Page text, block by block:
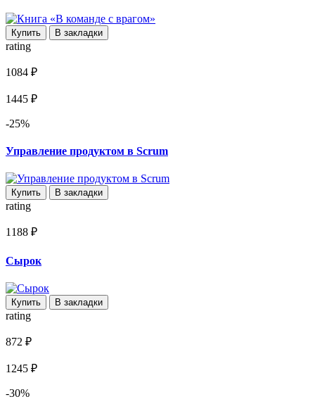
Купить В закладки
rating
1084 ₽
1445 ₽
-25%
Управление продуктом в Scrum
Купить В закладки
rating
1188 ₽
Сырок
Купить В закладки
rating
872 ₽
1245 ₽
-30%